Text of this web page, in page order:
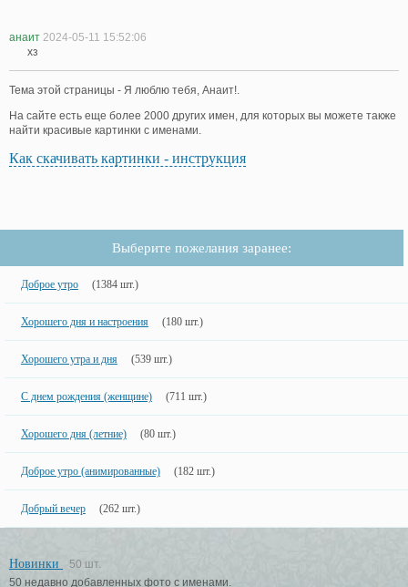
анаит 2024-05-11 15:52:06
хз
Тема этой страницы - Я люблю тебя, Анаит!.
На сайте есть еще более 2000 других имен, для которых вы можете также
найти красивые картинки с именами.
Как скачивать картинки - инструкция
Выберите пожелания заранее:
Доброе утро (1384 шт.)
Хорошего дня и настроения (180 шт.)
Хорошего утра и дня (539 шт.)
С днем рождения (женщине) (711 шт.)
Хорошего дня (летние) (80 шт.)
Доброе утро (анимированные) (182 шт.)
Добрый вечер (262 шт.)
Новинки
50 шт.
50 недавно добавленных фото с именами.